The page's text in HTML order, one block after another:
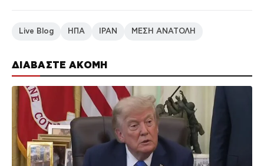
ΔΙΑΒΑΣΤΕ ΑΚΟΜΗ
Live Blog ΗΠΑ ΙΡΑΝ ΜΕΣΗ ΑΝΑΤΟΛΗ